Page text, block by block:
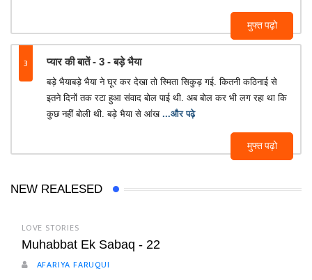
मुफ्त पढ़ो
3 प्यार की बातें - 3 - बड़े भैया
मुफ्त पढ़ो
बड़े भैयाबड़े भैया ने घूर कर देखा तो स्मिता सिकुड़ गई. कितनी कठिनाई से
इतने दिनों तक रटा हुआ संवाद बोल पाई थी. अब बोल कर भी लग रहा था कि
कुछ नहीं बोली थी. बड़े भैया से आंख ...और पढ़े
NEW REALESED
LOVE STORIES
Muhabbat Ek Sabaq - 22
AFARIYA FARUQUI